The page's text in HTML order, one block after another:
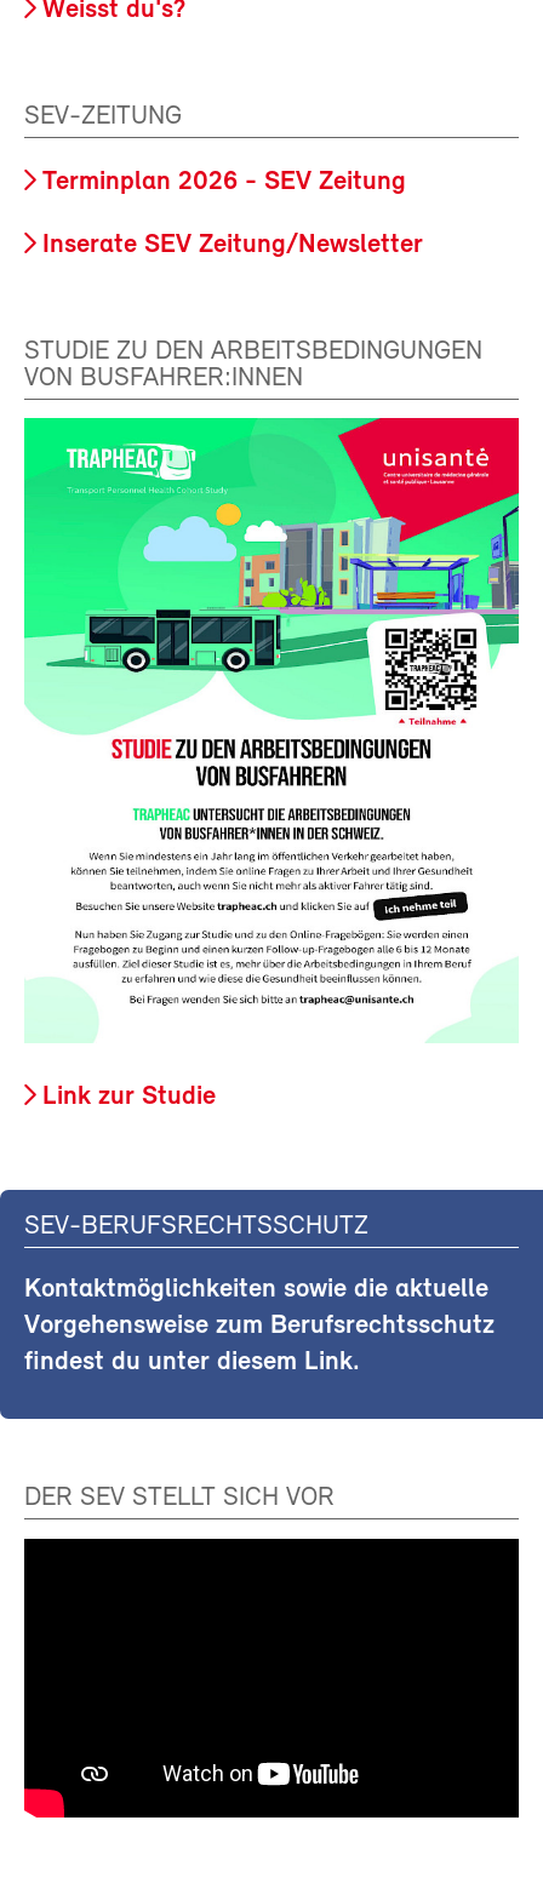
Weisst du's?
SEV-ZEITUNG
Terminplan 2026 - SEV Zeitung
Inserate SEV Zeitung/Newsletter
STUDIE ZU DEN ARBEITSBEDINGUNGEN
VON BUSFAHRER:INNEN
Link zur Studie
SEV-BERUFSRECHTSSCHUTZ
Kontaktmöglichkeiten sowie die aktuelle
Vorgehensweise zum Berufsrechtsschutz
findest du unter diesem Link.
DER SEV STELLT SICH VOR